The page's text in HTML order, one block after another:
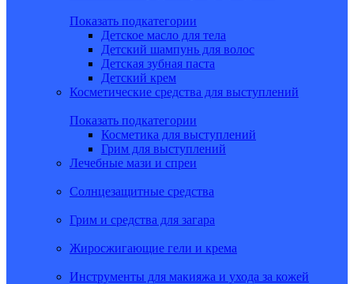
Показать подкатегории
Детское масло для тела
Детский шампунь для волос
Детская зубная паста
Детский крем
Косметические средства для выступлений
Показать подкатегории
Косметика для выступлений
Грим для выступлений
Лечебные мази и спреи
Солнцезащитные средства
Грим и средства для загара
Жиросжигающие гели и крема
Инструменты для макияжа и ухода за кожей